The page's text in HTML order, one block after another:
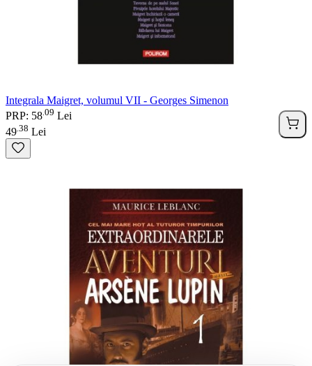
Integrala Maigret, volumul VII - Georges Simenon
PRP: 58 09 Lei
49 38 Lei